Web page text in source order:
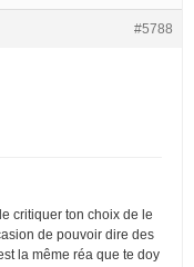
#5788
critiquer ton choix de le
de pouvoir dire des
la même réa que te doy